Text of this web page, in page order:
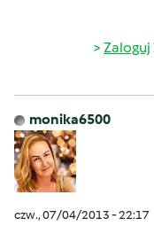
Zaloguj
monika6500
czw., 07/04/2013 - 22:17